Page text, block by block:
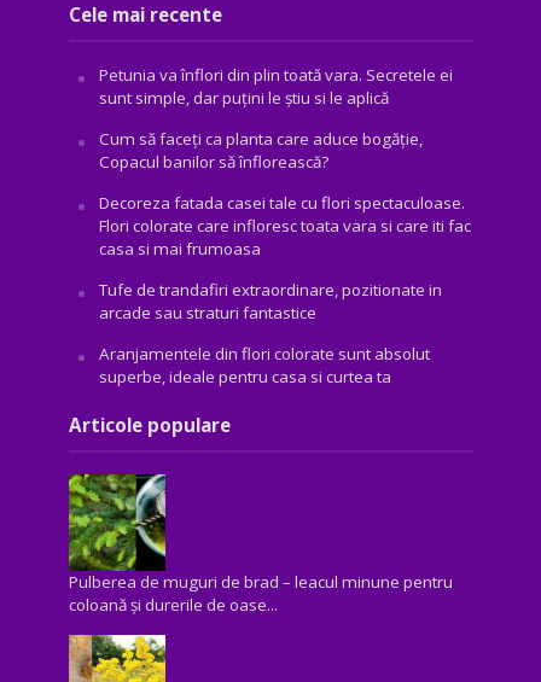
Cele mai recente
Petunia va înflori din plin toată vara. Secretele ei
sunt simple, dar puțini le știu si le aplică
Cum să faceți ca planta care aduce bogăţie,
Copacul banilor să înflorească?
Decoreza fatada casei tale cu flori spectaculoase.
Flori colorate care infloresc toata vara si care iti fac
casa si mai frumoasa
Tufe de trandafiri extraordinare, pozitionate in
arcade sau straturi fantastice
Aranjamentele din flori colorate sunt absolut
superbe, ideale pentru casa si curtea ta
Articole populare
Pulberea de muguri de brad – leacul minune pentru
coloană și durerile de oase...